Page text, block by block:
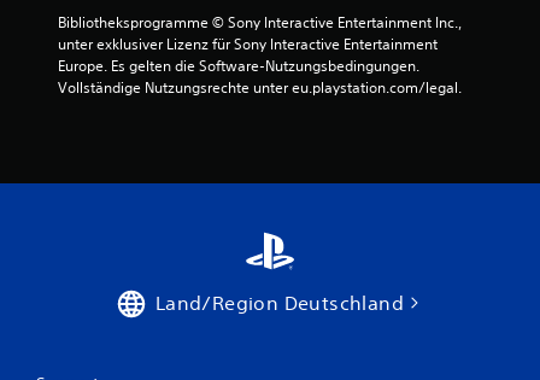
Bibliotheksprogramme © Sony Interactive Entertainment Inc.,
unter exklusiver Lizenz für Sony Interactive Entertainment
Europe. Es gelten die Software-Nutzungsbedingungen.
Vollständige Nutzungsrechte unter eu.playstation.com/legal.
Land/Region Deutschland